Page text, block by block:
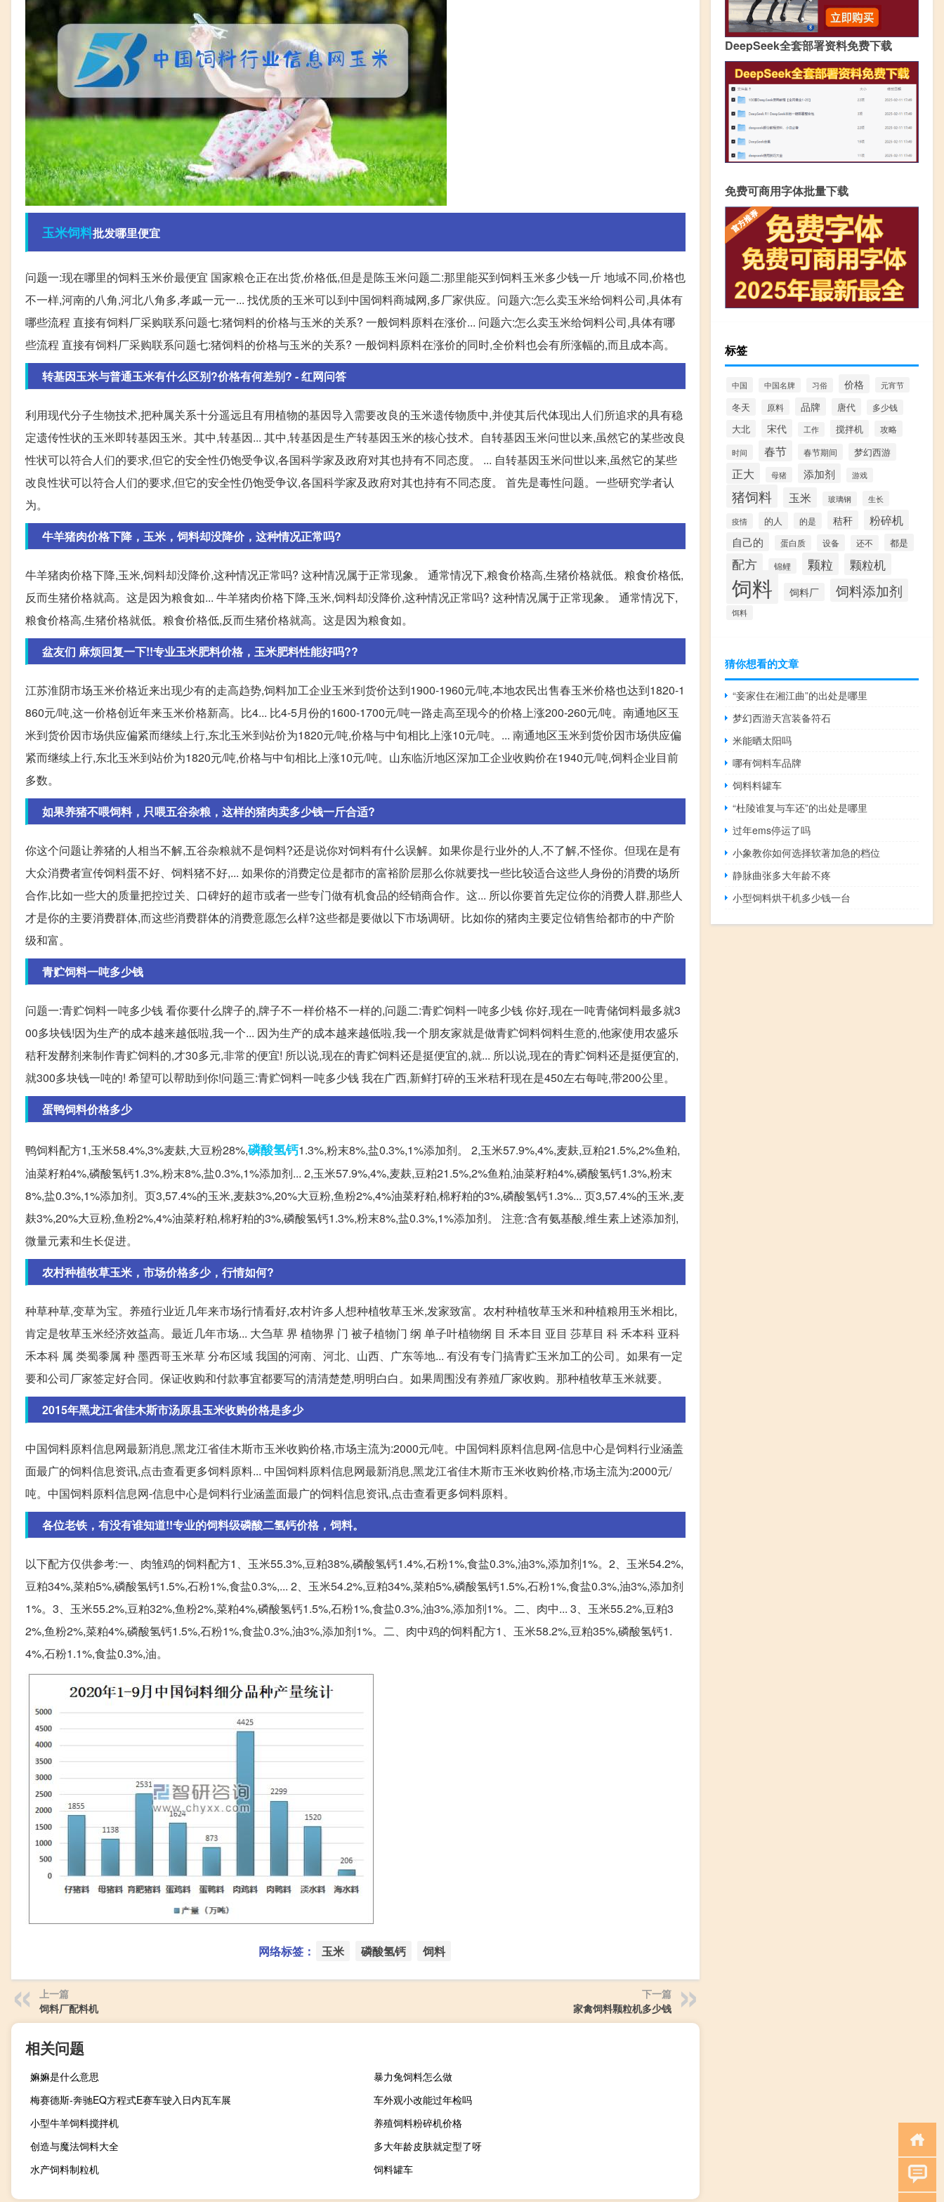
玉米饲料批发哪里便宜
问题一:现在哪里的饲料玉米价最便宜 国家粮仓正在出货,价格低,但是是陈玉米问题二:那里能买到饲料玉米多少钱一斤 地域不同,价格也
不一样,河南的八角,河北八角多,孝戚一元一... 找优质的玉米可以到中国饲料商城网,多厂家供应。问题六:怎么卖玉米给饲料公司,具体有
哪些流程 直接有饲料厂采购联系问题七:猪饲料的价格与玉米的关系? 一般饲料原料在涨价... 问题六:怎么卖玉米给饲料公司,具体有哪
些流程 直接有饲料厂采购联系问题七:猪饲料的价格与玉米的关系? 一般饲料原料在涨价的同时,全价料也会有所涨幅的,而且成本高。
转基因玉米与普通玉米有什么区别?价格有何差别? - 红网问答
利用现代分子生物技术,把种属关系十分遥远且有用植物的基因导入需要改良的玉米遗传物质中,并使其后代体现出人们所追求的具有稳
定遗传性状的玉米即转基因玉米。其中,转基因... 其中,转基因是生产转基因玉米的核心技术。自转基因玉米问世以来,虽然它的某些改良
性状可以符合人们的要求,但它的安全性仍饱受争议,各国科学家及政府对其也持有不同态度。 ... 自转基因玉米问世以来,虽然它的某些
改良性状可以符合人们的要求,但它的安全性仍饱受争议,各国科学家及政府对其也持有不同态度。 首先是毒性问题。一些研究学者认
为。
牛羊猪肉价格下降，玉米，饲料却没降价，这种情况正常吗?
牛羊猪肉价格下降,玉米,饲料却没降价,这种情况正常吗? 这种情况属于正常现象。 通常情况下,粮食价格高,生猪价格就低。粮食价格低,
反而生猪价格就高。这是因为粮食如... 牛羊猪肉价格下降,玉米,饲料却没降价,这种情况正常吗? 这种情况属于正常现象。 通常情况下,
粮食价格高,生猪价格就低。粮食价格低,反而生猪价格就高。这是因为粮食如。
盆友们 麻烦回复一下!!专业玉米肥料价格，玉米肥料性能好吗??
江苏淮阴市场玉米价格近来出现少有的走高趋势,饲料加工企业玉米到货价达到1900-1960元/吨,本地农民出售春玉米价格也达到1820-1
860元/吨,这一价格创近年来玉米价格新高。比4... 比4-5月份的1600-1700元/吨一路走高至现今的价格上涨200-260元/吨。南通地区玉
米到货价因市场供应偏紧而继续上行,东北玉米到站价为1820元/吨,价格与中旬相比上涨10元/吨。... 南通地区玉米到货价因市场供应偏
紧而继续上行,东北玉米到站价为1820元/吨,价格与中旬相比上涨10元/吨。山东临沂地区深加工企业收购价在1940元/吨,饲料企业目前
多数。
如果养猪不喂饲料，只喂五谷杂粮，这样的猪肉卖多少钱一斤合适?
你这个问题让养猪的人相当不解,五谷杂粮就不是饲料?还是说你对饲料有什么误解。如果你是行业外的人,不了解,不怪你。但现在是有
大众消费者宣传饲料蛋不好、饲料猪不好,... 如果你的消费定位是都市的富裕阶层那么你就要找一些比较适合这些人身份的消费的场所
合作,比如一些大的质量把控过关、口碑好的超市或者一些专门做有机食品的经销商合作。这... 所以你要首先定位你的消费人群,那些人
才是你的主要消费群体,而这些消费群体的消费意愿怎么样?这些都是要做以下市场调研。比如你的猪肉主要定位销售给都市的中产阶
级和富。
青贮饲料一吨多少钱
问题一:青贮饲料一吨多少钱 看你要什么牌子的,牌子不一样价格不一样的,问题二:青贮饲料一吨多少钱 你好,现在一吨青储饲料最多就3
00多块钱!因为生产的成本越来越低啦,我一个... 因为生产的成本越来越低啦,我一个朋友家就是做青贮饲料饲料生意的,他家使用农盛乐
秸秆发酵剂来制作青贮饲料的,才30多元,非常的便宜! 所以说,现在的青贮饲料还是挺便宜的,就... 所以说,现在的青贮饲料还是挺便宜的,
就300多块钱一吨的! 希望可以帮助到你!问题三:青贮饲料一吨多少钱 我在广西,新鲜打碎的玉米秸秆现在是450左右每吨,带200公里。
蛋鸭饲料价格多少
鸭饲料配方1,玉米58.4%,3%麦麸,大豆粉28%,磷酸氢钙1.3%,粉末8%,盐0.3%,1%添加剂。 2,玉米57.9%,4%,麦麸,豆粕21.5%,2%鱼粕,
油菜籽粕4%,磷酸氢钙1.3%,粉末8%,盐0.3%,1%添加剂... 2,玉米57.9%,4%,麦麸,豆粕21.5%,2%鱼粕,油菜籽粕4%,磷酸氢钙1.3%,粉末
8%,盐0.3%,1%添加剂。页3,57.4%的玉米,麦麸3%,20%大豆粉,鱼粉2%,4%油菜籽粕,棉籽粕的3%,磷酸氢钙1.3%... 页3,57.4%的玉米,麦
麸3%,20%大豆粉,鱼粉2%,4%油菜籽粕,棉籽粕的3%,磷酸氢钙1.3%,粉末8%,盐0.3%,1%添加剂。 注意:含有氨基酸,维生素上述添加剂,
微量元素和生长促进。
农村种植牧草玉米，市场价格多少，行情如何?
种草种草,变草为宝。养殖行业近几年来市场行情看好,农村许多人想种植牧草玉米,发家致富。农村种植牧草玉米和种植粮用玉米相比,
肯定是牧草玉米经济效益高。最近几年市场... 大刍草 界 植物界 门 被子植物门 纲 单子叶植物纲 目 禾本目 亚目 莎草目 科 禾本科 亚科
禾本科 属 类蜀黍属 种 墨西哥玉米草 分布区域 我国的河南、河北、山西、广东等地... 有没有专门搞青贮玉米加工的公司。如果有一定
要和公司厂家签定好合同。保证收购和付款事宜都要写的清清楚楚,明明白白。如果周围没有养殖厂家收购。那种植牧草玉米就要。
2015年黑龙江省佳木斯市汤原县玉米收购价格是多少
中国饲料原料信息网最新消息,黑龙江省佳木斯市玉米收购价格,市场主流为:2000元/吨。中国饲料原料信息网-信息中心是饲料行业涵盖
面最广的饲料信息资讯,点击查看更多饲料原料... 中国饲料原料信息网最新消息,黑龙江省佳木斯市玉米收购价格,市场主流为:2000元/
吨。中国饲料原料信息网-信息中心是饲料行业涵盖面最广的饲料信息资讯,点击查看更多饲料原料。
各位老铁，有没有谁知道!!专业的饲料级磷酸二氢钙价格，饲料。
以下配方仅供参考:一、肉雏鸡的饲料配方1、玉米55.3%,豆粕38%,磷酸氢钙1.4%,石粉1%,食盐0.3%,油3%,添加剂1%。2、玉米54.2%,
豆粕34%,菜粕5%,磷酸氢钙1.5%,石粉1%,食盐0.3%,... 2、玉米54.2%,豆粕34%,菜粕5%,磷酸氢钙1.5%,石粉1%,食盐0.3%,油3%,添加剂
1%。3、玉米55.2%,豆粕32%,鱼粉2%,菜粕4%,磷酸氢钙1.5%,石粉1%,食盐0.3%,油3%,添加剂1%。二、肉中... 3、玉米55.2%,豆粕3
2%,鱼粉2%,菜粕4%,磷酸氢钙1.5%,石粉1%,食盐0.3%,油3%,添加剂1%。二、肉中鸡的饲料配方1、玉米58.2%,豆粕35%,磷酸氢钙1.
4%,石粉1.1%,食盐0.3%,油。
网络标签： 玉米 磷酸氢钙 饲料
上一篇
饲料厂配料机
下一篇
家禽饲料颗粒机多少钱
相关问题
嫲嫲是什么意思
暴力兔饲料怎么做
梅赛德斯-奔驰EQ方程式E赛车驶入日内瓦车展
车外观小改能过年检吗
小型牛羊饲料搅拌机
养殖饲料粉碎机价格
创造与魔法饲料大全
多大年龄皮肤就定型了呀
水产饲料制粒机
饲料罐车
DeepSeek全套部署资料免费下载
免费可商用字体批量下载
标签
中国 中国名牌 习俗 价格 元宵节
冬天 原料 品牌 唐代 多少钱
大北 宋代 工作 搅拌机 攻略
时间 春节 春节期间 梦幻西游
正大 母猪 添加剂 游戏
猪饲料 玉米 玻璃钢
生长
疫情
的人 的是 秸秆 粉碎机
自己的 蛋白质 设备 还不 都是
配方 锦鲤 颗粒 颗粒机
饲料 饲料厂 饲料添加剂
饵料
猜你想看的文章
“妾家住在湘江曲”的出处是哪里
梦幻西游天宫装备符石
米能晒太阳吗
哪有饲料车品牌
饲料料罐车
“杜陵谁复与车还”的出处是哪里
过年ems停运了吗
小象教你如何选择软著加急的档位
静脉曲张多大年龄不疼
小型饲料烘干机多少钱一台